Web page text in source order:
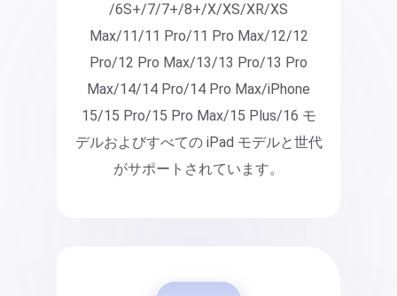
/6S+/7/7+/8+/X/XS/XR/XS
Max/11/11 Pro/11 Pro Max/12/12
Pro/12 Pro Max/13/13 Pro/13 Pro
Max/14/14 Pro/14 Pro Max/iPhone
15/15 Pro/15 Pro Max/15 Plus/16 モ
デルおよびすべての iPad モデルと世代
がサポートされています。